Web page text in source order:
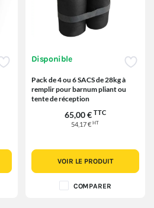
Disponible
Pack de 4 ou 6 SACS de 28kg à
remplir pour barnum pliant ou
tente de réception
65,00 € TTC
54,17 €HT
VOIR LE PRODUIT
COMPARER